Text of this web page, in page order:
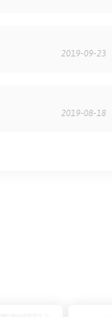
2019-09-23
2019-08-18